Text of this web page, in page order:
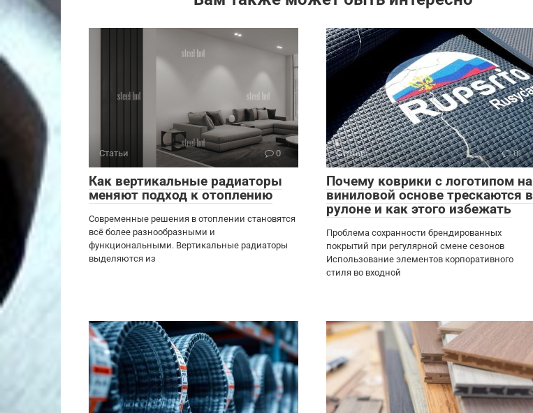
Статьи 0
Как вертикальные радиаторы
меняют подход к отоплению
Современные решения в отоплении становятся
всё более разнообразными и
функциональными. Вертикальные радиаторы
выделяются из
Статьи 0
Почему коврики с логотипом на
виниловой основе трескаются в
рулоне и как этого избежать
Проблема сохранности брендированных
покрытий при регулярной смене сезонов
Использование элементов корпоративного
стиля во входной